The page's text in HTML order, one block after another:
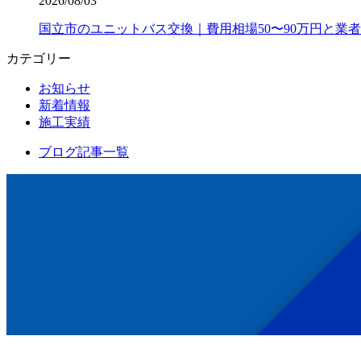
国立市のユニットバス交換｜費用相場50〜90万円と業
カテゴリー
お知らせ
新着情報
施工実績
ブログ記事一覧